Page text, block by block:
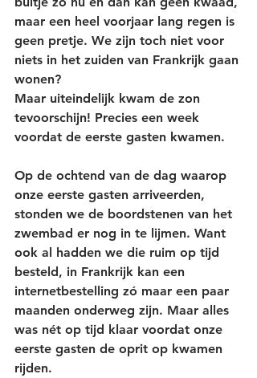
maar een heel voorjaar lang regen is
geen pretje. We zijn toch niet voor
niets in het zuiden van Frankrijk gaan
wonen?
Maar uiteindelijk kwam de zon
tevoorschijn! Precies een week
voordat de eerste gasten kwamen.
Op de ochtend van de dag waarop
onze eerste gasten arriveerden,
stonden we de boordstenen van het
zwembad er nog in te lijmen. Want
ook al hadden we die ruim op tijd
besteld, in Frankrijk kan een
internetbestelling zó maar een paar
maanden onderweg zijn. Maar alles
was nét op tijd klaar voordat onze
eerste gasten de oprit op kwamen
rijden.